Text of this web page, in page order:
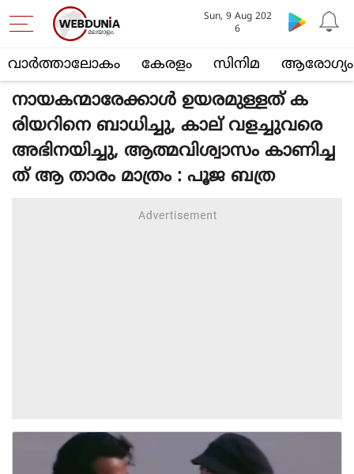
വാര്‍ത്താലോകം കേരളം സിനിമ ആരോഗ്യം
Sun, 9 Aug 202
6
നായകന്മാരേക്കാൾ ഉയരമുള്ളത് ക
രിയറിനെ ബാധിച്ചു, കാല് വളച്ചുവരെ
അഭിനയിച്ചു, ആത്മവിശ്വാസം കാണിച്ച
ത് ആ താരം മാത്രം : പൂജ ബത്ര